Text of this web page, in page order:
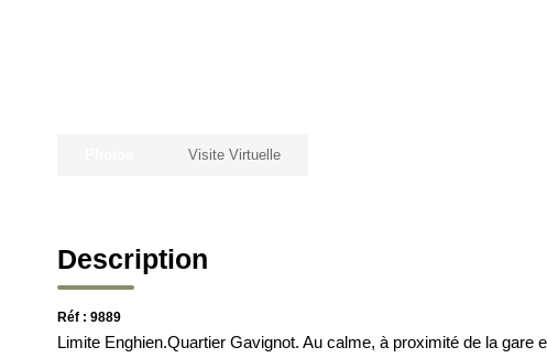
Visite Virtuelle
Description
Réf : 9889
Limite Enghien.Quartier Gavignot. Au calme, à proximité de la